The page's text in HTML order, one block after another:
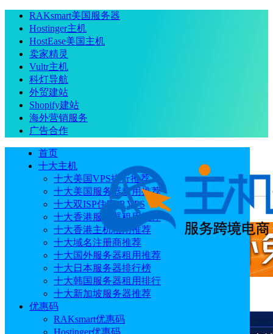
RAKsmart美国服务器
Hostinger主机
HostEase美国主机
卖家精灵
Vultr主机
科灯导航
外贸建站
Shopify建站
海外营销服务
广告合作
首页
十大主机
十大美国VPS排行推荐
十大美国服务器租用推荐
十大双ISP住宅IP VPS
十大香港服务器租用推荐
十大香港主机租用推荐
十大域名注册商推荐
十大国外服务器租用推荐
十大日本服务器排行榜
十大韩国服务器租用排行
十大新加坡服务器推荐
优惠码
RAKsmart优惠码
Hostinger优惠码
当前位置：首页 优惠码 硅云双12活动 香港云服务器低至
16.36元/月 海外云虚拟主机仅需4.42/月